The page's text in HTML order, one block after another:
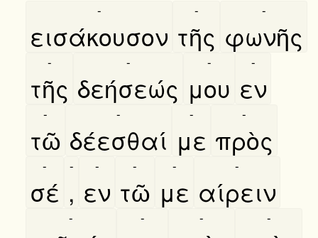
εισάκουσον
-
τῆς
-
φωνῆς
-
τῆς
-
δεήσεώς
-
μου
-
εν
-
τῶ
-
δέεσθαί
-
με
-
πρὸς
-
σέ
-
,
-
εν
-
τῶ
-
με
-
αίρειν
-
- - - -